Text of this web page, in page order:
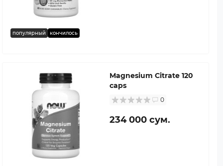
популярный кончилось
Magnesium Citrate 120
caps
0
234 000 сум.